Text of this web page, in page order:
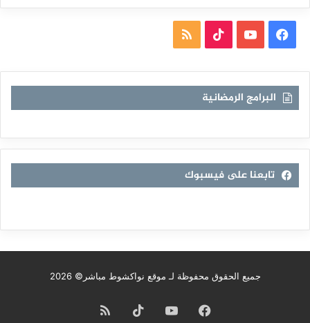
فيسبوكيوتيوب TikTokملخص
RSS
البرامج الرمضانية
تابعنا على فيسبوك
جميع الحقوق محفوظة لـ موقع نواكشوط مباشر© 2026
فيسبوكيوتيوب TikTokملخص